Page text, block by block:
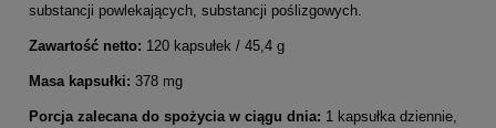
substancji powlekających, substancji poślizgowych.
Zawartość netto: 120 kapsułek / 45,4 g
Masa kapsułki: 378 mg
Porcja zalecana do spożycia w ciągu dnia: 1 kapsułka dziennie,